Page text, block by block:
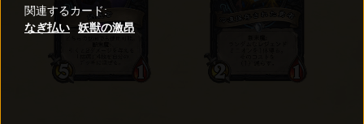
関連するカード:
なぎ払い
妖獣の激昂